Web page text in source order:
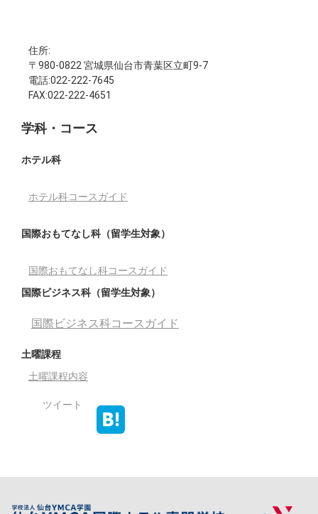
住所:
〒980-0822 宮城県仙台市青葉区立町9-7
電話:022-222-7645
FAX:022-222-4651
学科・コース
ホテル科
ホテル科コースガイド
国際おもてなし科（留学生対象）
国際おもてなし科コースガイド
国際ビジネス科（留学生対象）
国際ビジネス科コースガイド
土曜課程
土曜課程内容
ツイート